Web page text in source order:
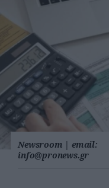
Newsroom | email:
info@pronews.gr